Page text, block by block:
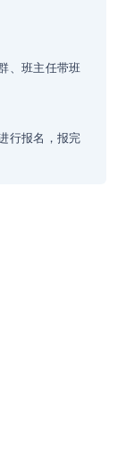
、班主任带班
行报名，报完